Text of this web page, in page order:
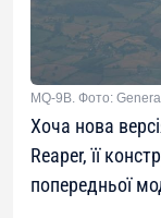
MQ-9B. Фото:
Хоча нова
Reaper, її
попередньої